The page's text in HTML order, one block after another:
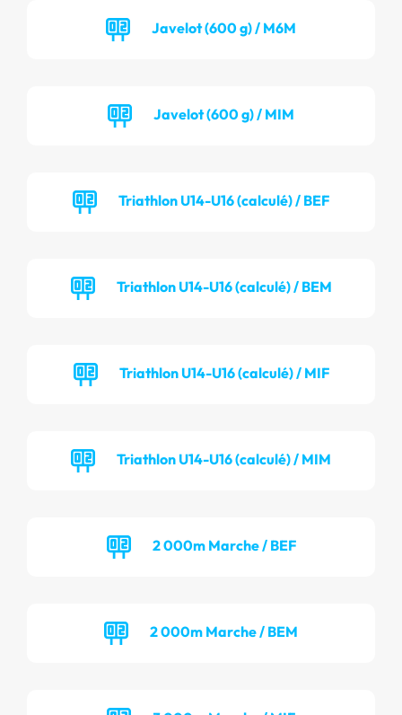
Javelot (600 g) / M6M
Javelot (600 g) / MIM
Triathlon U14-U16 (calculé) / BEF
Triathlon U14-U16 (calculé) / BEM
Triathlon U14-U16 (calculé) / MIF
Triathlon U14-U16 (calculé) / MIM
2 000m Marche / BEF
2 000m Marche / BEM